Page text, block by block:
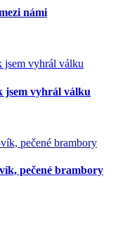
námi
jsem vyhrál válku
pečené brambory